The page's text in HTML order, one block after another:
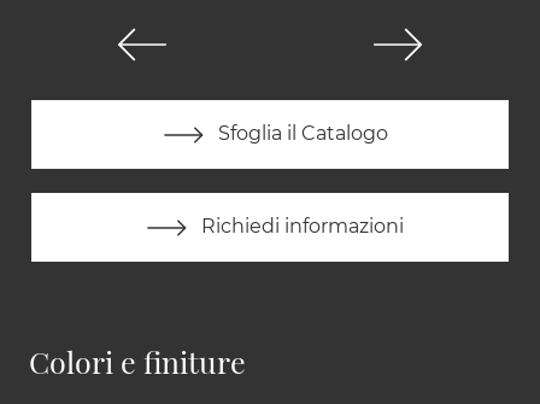
Sfoglia il Catalogo
Richiedi informazioni
Colori e finiture